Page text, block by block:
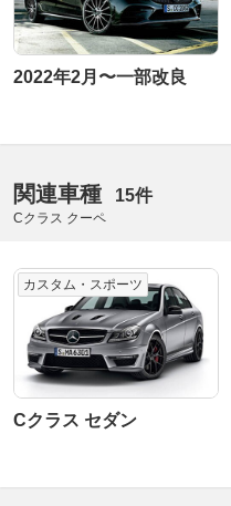
2022年2月〜一部改良
関連車種 15件
Cクラス クーペ
カスタム・スポーツ
Cクラス セダン